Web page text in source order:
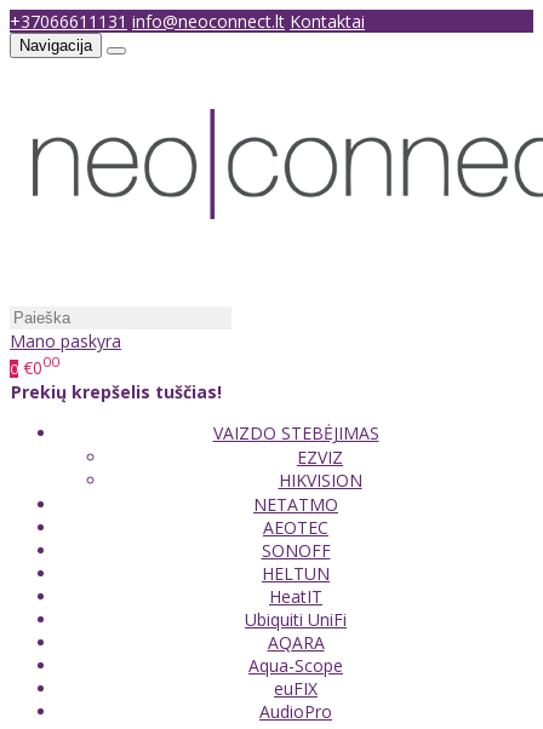
+37066611131 info@neoconnect.lt Kontaktai
Navigacija
Mano paskyra
0 €000
Prekių krepšelis tuščias!
VAIZDO STEBĖJIMAS
EZVIZ
HIKVISION
NETATMO
AEOTEC
SONOFF
HELTUN
HeatIT
Ubiquiti UniFi
AQARA
Aqua-Scope
euFIX
AudioPro